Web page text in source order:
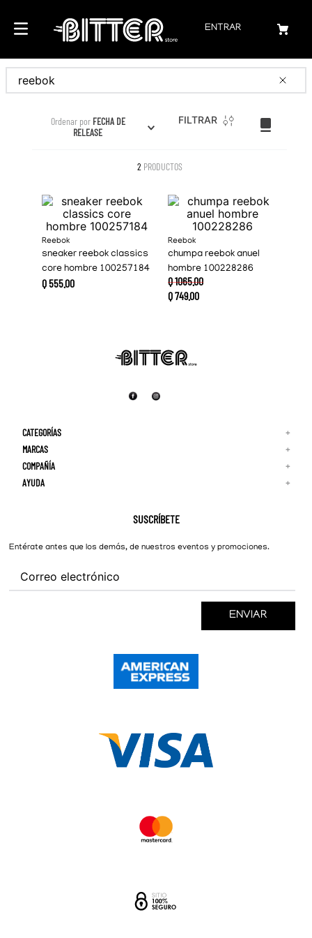
ENTRAR
Buscar
Ordenar por FECHA DE
RELEASE
FILTRAR
2 PRODUCTOS
Reebok
sneaker reebok classics
core hombre 100257184
Q555.00
Reebok
chumpa reebok anuel
hombre 100228286
Q1065.00
Q749.00
CATEGORÍAS +
MARCAS +
Adidas
Reebok
COMPAÑÍA +
Quiénes Somos
AYUDA +
SUSCRÍBETE
Entérate antes que los demás, de nuestros eventos y promociones.
ENVIAR